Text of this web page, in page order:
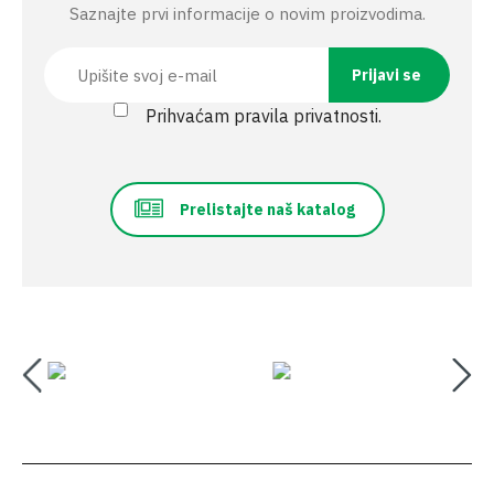
Saznajte prvi informacije o novim proizvodima.
Prihvaćam pravila privatnosti.
Prelistajte naš katalog